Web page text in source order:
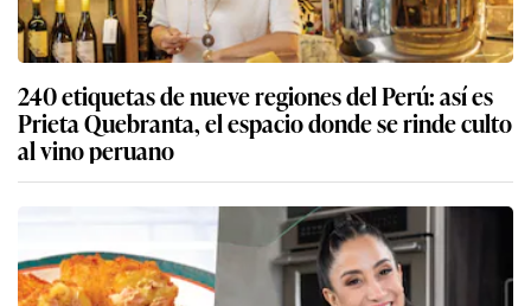
240 etiquetas de nueve regiones del Perú: así es
Prieta Quebranta, el espacio donde se rinde culto
al vino peruano